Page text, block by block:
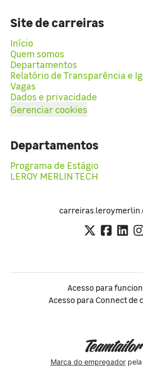
Site de carreiras
Início
Quem somos
Departamentos
Relatório de Transparência e
Vagas
Dados e privacidade
Gerenciar cookies
Departamentos
Programa de Estágio
LEROY MERLIN TECH
Acesso para
Acesso para Connect de
Marca do empregadorpela